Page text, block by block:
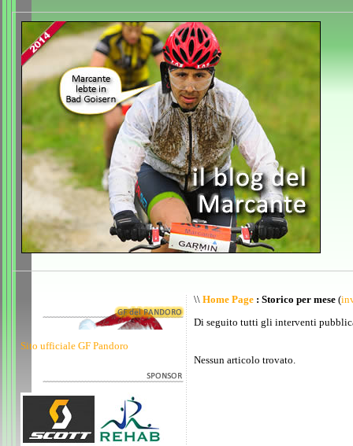
Sito ufficiale GF Pandoro
\\ Home Page : Storico per mese (
Di seguito tutti gli interventi
Nessun articolo trovato.